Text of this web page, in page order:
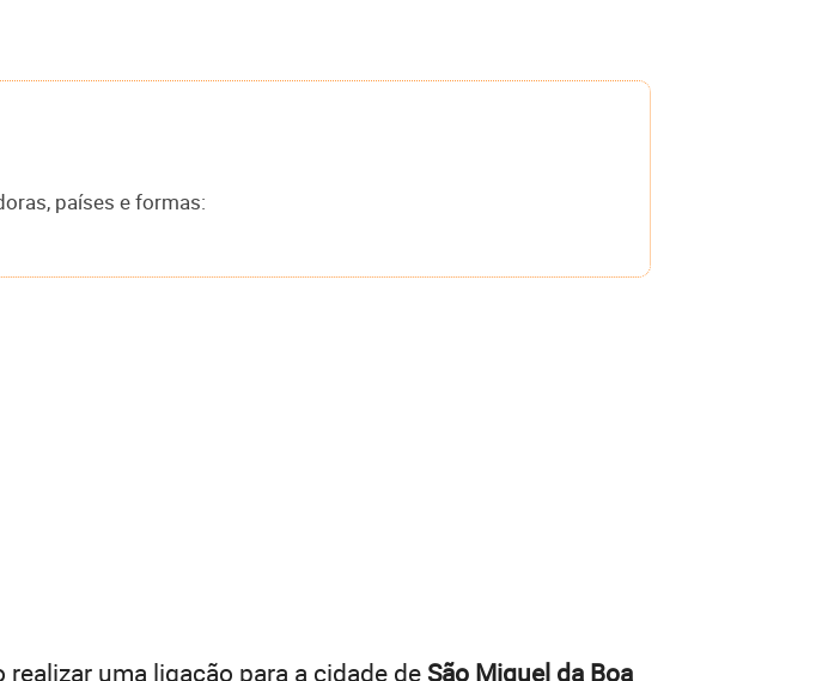
países e formas:
uma ligação para a cidade de São Miguel da Boa